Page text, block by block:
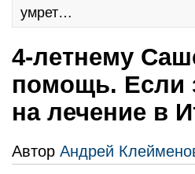
умрет…
4-летнему
помощь. Если
на лечение в
Автор Андрей